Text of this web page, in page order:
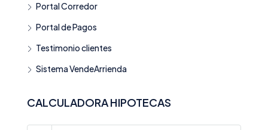
Portal Corredor
Portal de Pagos
Testimonio clientes
Sistema VendeArrienda
CALCULADORA HIPOTECAS